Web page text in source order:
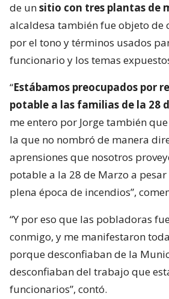
de unsitio con tres plantas de
alcaldesa también fue objeto de
por el tono y términos usados
funcionario y los temas
“Estábamos preocupados por
potable a las familias de la 28
me entero por Jorge también
la que no nombró de manera
aprensiones que nosotros
potable a la 28 de Marzo a
plena época de incendios”,
“Y por eso que las pobladoras
conmigo, y me manifestaron
porque desconfiaban de la
desconfiaban del trabajo que
funcionarios”, contó.